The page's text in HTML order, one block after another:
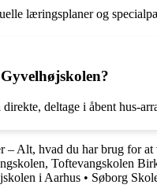
læringsplaner og
deltage i åbent hus-
– Alt, hvad du har brug for at
Toftevangskolen
i Aarhus • Søborg